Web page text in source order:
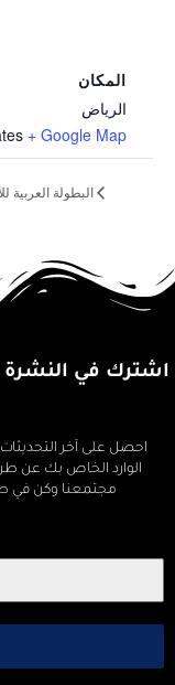
المكان
الرياض
+ Google Map
البطولة العربية
اشترك في النشرة
احصل على آخر
الوارد الخاص بك عن
مجتمعنا وكن في